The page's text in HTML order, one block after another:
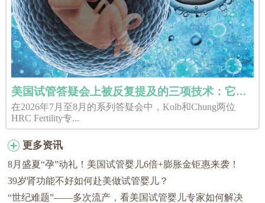
美国试管答疑会上被反复提及的三项技术：它们分别解决了什么问题？
在2026年7月至8月的系列答疑会中，Kolb和Chung两位
HRC Fertility专...
更多资讯
8月盛夏“孕”动礼！美国试管婴儿6倍+膨胀金钜惠来袭！
39岁肾功能不好如何赴美做试管婴儿？
“世纪难题”——多次流产，看美国试管婴儿专家如何解决